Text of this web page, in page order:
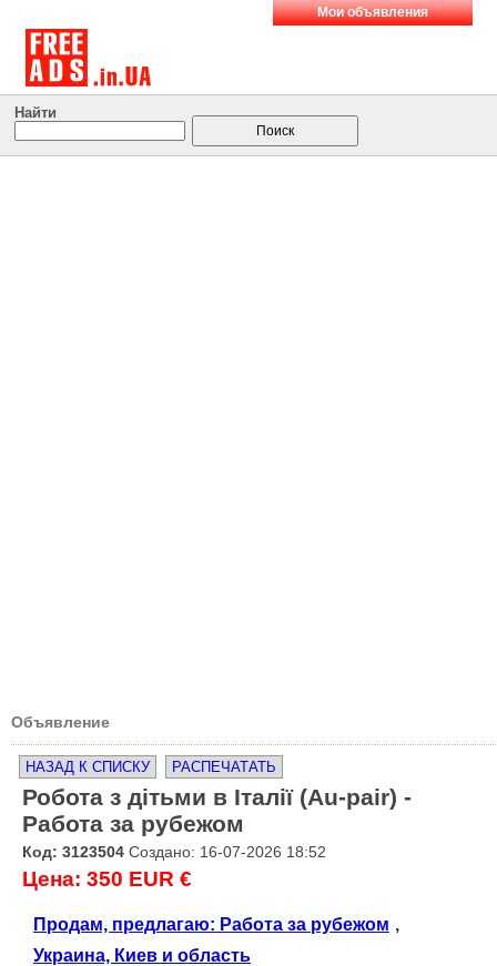
Мои объявления
Найти
Объявление
НАЗАД К СПИСКУ РАСПЕЧАТАТЬ
Робота з дітьми в Італії (Au-pair) -
Работа за рубежом
Код: 3123504 Создано: 16-07-2026 18:52
Цена: 350 EUR €
Продам, предлагаю: Работа за рубежом ,
Украина, Киев и область